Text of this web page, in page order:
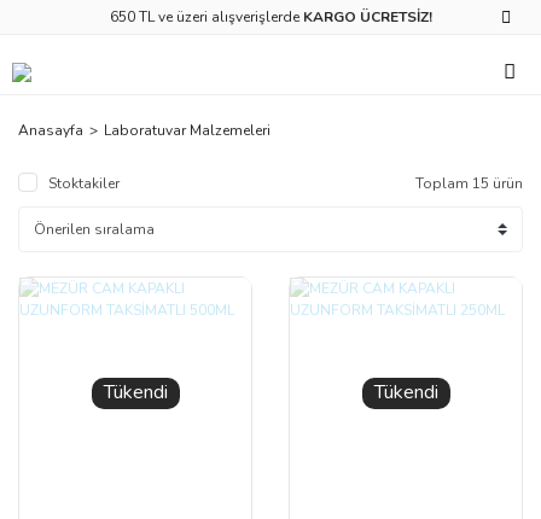
650 TL ve üzeri alışverişlerde KARGO ÜCRETSİZ!
Anasayfa Laboratuvar Malzemeleri
Stoktakiler Toplam 15 ürün
Tükendi Tükendi